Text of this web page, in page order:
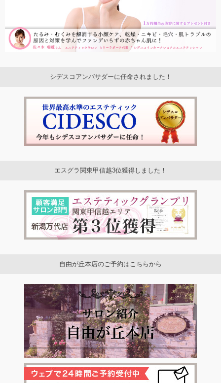
シデスコアンバサダーに任命されました！
エスグラ関東甲信越3位獲得しました！
自由が丘本店のご予約はこちらから